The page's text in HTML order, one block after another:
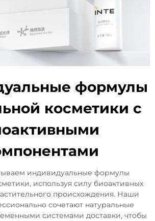
формулы
косметики с
индивидуальные формулы
используя силу биоактивных
происхождения. Наши
сочетают натуральные
системами доставки, чтобы